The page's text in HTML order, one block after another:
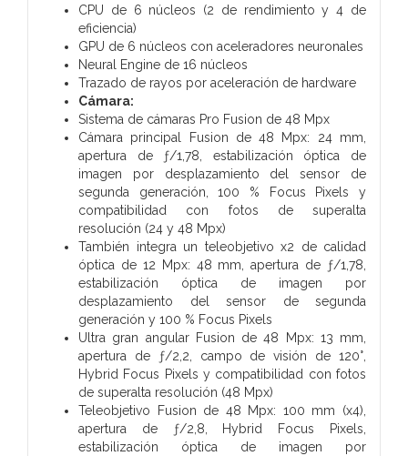
CPU de 6 núcleos (2 de rendi­miento y 4 de
eficiencia)
GPU de 6 núcleos con aceleradores neuronales
Neural Engine de 16 núcleos
Trazado de rayos por aceleración de hardware
Cámara:
Sistema de cámaras Pro Fusion de 48 Mpx
Cámara principal Fusion de 48 Mpx: 24 mm,
apertura de ƒ/1,78, estabilización óptica de
imagen por desplazamiento del sensor de
segunda generación, 100 % Focus Pixels y
compati­bilidad con fotos de superalta
resolución (24 y 48 Mpx)
También integra un teleobjetivo x2 de calidad
óptica de 12 Mpx: 48 mm, apertura de ƒ/1,78,
estabilización óptica de imagen por
desplazamiento del sensor de segunda
generación y 100 % Focus Pixels
Ultra gran angular Fusion de 48 Mpx: 13 mm,
apertura de ƒ/2,2, campo de visión de 120°,
Hybrid Focus Pixels y compati­bilidad con fotos
de superalta resolución (48 Mpx)
Teleobjetivo Fusion de 48 Mpx: 100 mm (x4),
apertura de ƒ/2,8, Hybrid Focus Pixels,
estabilización óptica de imagen por